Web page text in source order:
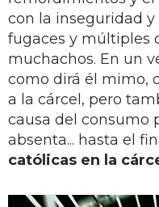
con la inseguridad y
fugaces y múltiples
muchachos. En un
como dirá él mimo,
a la cárcel, pero
causa del consumo
absenta... hasta el
católicas en la